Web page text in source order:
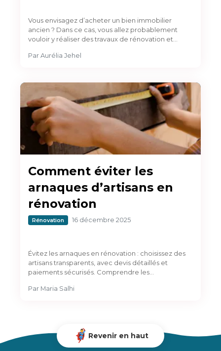
Vous envisagez d’acheter un bien immobilier
ancien ? Dans ce cas, vous allez probablement
vouloir y réaliser des travaux de rénovation et…
Par Aurélia Jehel
Comment éviter les
arnaques d’artisans en
rénovation
Rénovation 16 décembre 2025
Évitez les arnaques en rénovation : choisissez des
artisans transparents, avec devis détaillés et
paiements sécurisés. Comprendre les…
Par Maria Salhi
Revenir en haut